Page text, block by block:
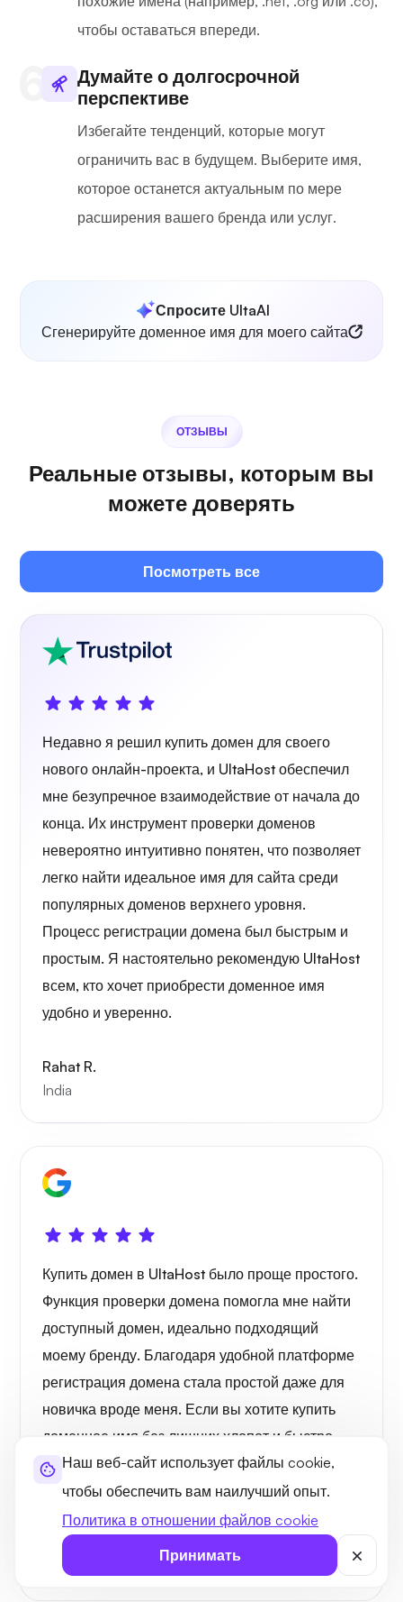
Наш веб-сайт использует файлы cookie,
чтобы обеспечить вам наилучший опыт.
Политика в отношении файлов cookie
Принимать
чтобы оставаться впереди.
Думайте о долгосрочной
перспективе
Избегайте тенденций, которые могут
ограничить вас в будущем. Выберите имя,
которое останется актуальным по мере
расширения вашего бренда или услуг.
Спросите UltaAI
Сгенерируйте доменное имя для моего сайта
ОТЗЫВЫ
Реальные отзывы, которым вы
можете доверять
Посмотреть все
Недавно я решил купить домен для своего
нового онлайн-проекта, и UltaHost обеспечил
мне безупречное взаимодействие от начала до
конца. Их инструмент проверки доменов
невероятно интуитивно понятен, что позволяет
легко найти идеальное имя для сайта среди
популярных доменов верхнего уровня.
Процесс регистрации домена был быстрым и
простым. Я настоятельно рекомендую UltaHost
всем, кто хочет приобрести доменное имя
удобно и уверенно.
Rahat R.
India
Купить домен в UltaHost было проще простого.
Функция проверки домена помогла мне найти
доступный домен, идеально подходящий
моему бренду. Благодаря удобной платформе
регистрация домена стала простой даже для
новичка вроде меня. Если вы хотите купить
доменное имя без лишних хлопот и быстро
зарегистрировать свой сайт, UltaHost — это
то, что вам нужно.
Ethan Mitchell
United States